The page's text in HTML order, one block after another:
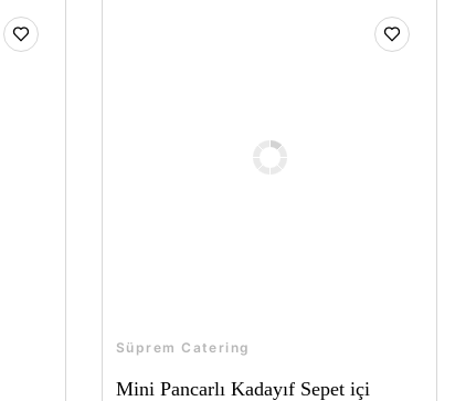
Süprem Catering
Mini Pancarlı Kadayıf Sepet içi